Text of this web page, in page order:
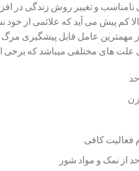
نامناسب و تغییر روش زندگی در
کم پیش می آید که علائمی از
مهمترین عامل قابل پیشگیری
علت های مختلفی میباشد که برخی
فعالیت کافی
از نمک و مواد شور